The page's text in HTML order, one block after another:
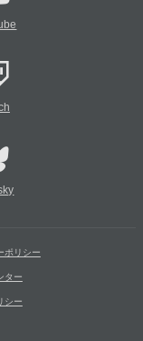
ポリシー
ター
シー